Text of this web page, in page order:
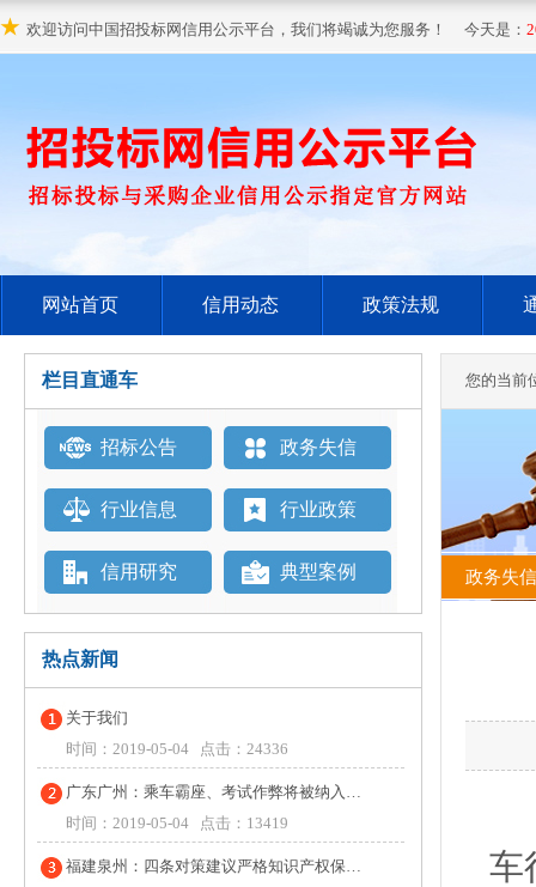
★ 欢迎访问中国招投标网信用公示平台，我们将竭诚为您服务！ 今天是：
网站首页 信用动态 政策法规
栏目直通车
招标公告 政务失信
行业信息 行业政策
信用研究 典型案例
热点新闻
关于我们
时间：2019-05-04 点击：24336
广东广州：乘车霸座、考试作弊将被纳入…
时间：2019-05-04 点击：13419
福建泉州：四条对策建议严格知识产权保…
您的当前
政务
车